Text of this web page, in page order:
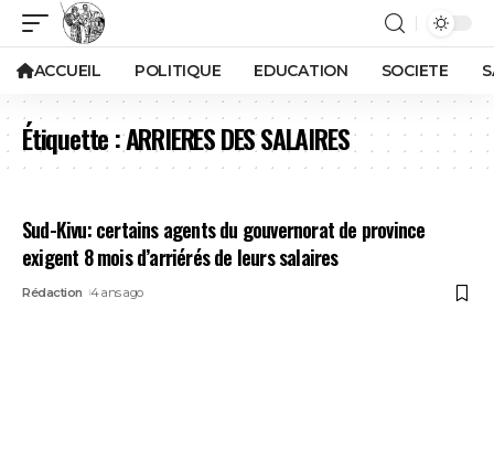
ACCUEIL POLITIQUE EDUCATION SOCIETE
Étiquette :ARRIERES DES SALAIRES
Sud-Kivu: certains agents du gouvernorat de province
exigent 8 mois d’arriérés de leurs salaires
Rédaction 4 ans ago